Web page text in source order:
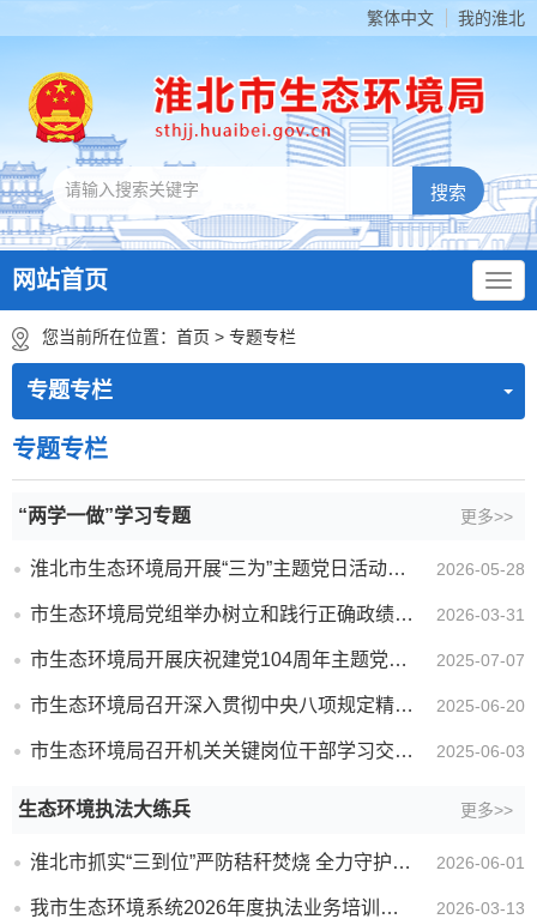
繁体中文 我的淮北
网站首页
您当前所在位置： 首页 > 专题专栏
专题专栏
专题专栏
“两学一做”学习专题 更多>>
淮北市生态环境局开展“三为”主题党日活动，以法治力量护航企业高质量发展 2026-05-28
市生态环境局党组举办树立和践行正确政绩观学习教育读书班开班式 2026-03-31
市生态环境局开展庆祝建党104周年主题党日活动 2025-07-07
市生态环境局召开深入贯彻中央八项规定精神学习教育辅导报告会 2025-06-20
市生态环境局召开机关关键岗位干部学习交流会 2025-06-03
生态环境执法大练兵 更多>>
淮北市抓实“三到位”严防秸秆焚烧 全力守护蓝天 2026-06-01
我市生态环境系统2026年度执法业务培训圆满开展 2026-03-13